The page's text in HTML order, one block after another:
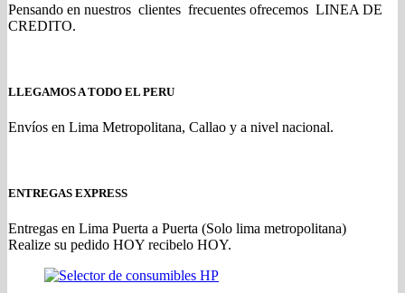
Pensando en nuestros clientes frecuentes ofrecemos LINEA DE
CREDITO.
LLEGAMOS A TODO EL PERU
Envíos en Lima Metropolitana, Callao y a nivel nacional.
ENTREGAS EXPRESS
Entregas en Lima Puerta a Puerta (Solo lima metropolitana)
Realize su pedido HOY recibelo HOY.